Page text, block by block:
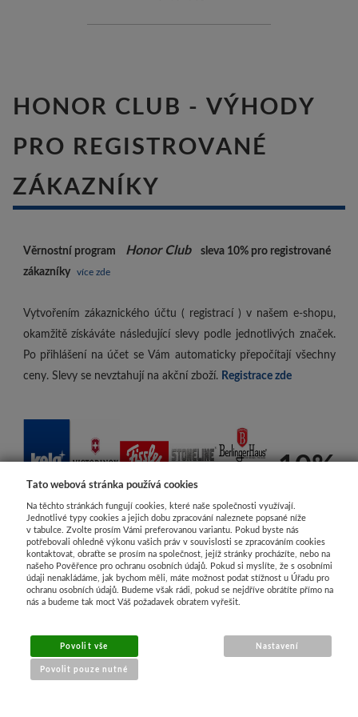
HONOR CLUB - VÝHODY
PRO REGISTROVANÉ
ZÁKAZNÍKY
Věrnostní program Honor Club sleva 10% pro registrované
zákazníky více zde
Vytvořením zákaznického účtu ( registrací ) v našem e-shopu,
okamžitě získáváte následující slevy podle jednotlivých značek.
Po přihlášení na účet se Vám automaticky přepočítají všechny
ceny. Slevy se nevztahují na akční zboží. Registrace zde
-10%
Tato webová stránka používá cookies
Na těchto stránkách fungují cookies, které naše společnosti využívají.
Jednotlivé typy cookies a jejich dobu zpracování naleznete popsané níže
v tabulce. Zvolte prosím Vámi preferovanou variantu. Pokud byste nás
potřebovali ohledně výkonu vašich práv v souvislosti se zpracováním cookies
kontaktovat, obraťte se prosím na společnost, jejíž stránky procházíte, nebo na
našeho Pověřence pro ochranu osobních údajů. Pokud si myslíte, že s osobními
údaji nenakládáme, jak bychom měli, máte možnost podat stížnost u Úřadu pro
ochranu osobních údajů. Budeme však rádi, pokud se nejdříve obrátíte přímo na
nás a budeme tak moct Váš požadavek obratem vyřešit.
Povolit vše
Povolit pouze nutné
Nastavení